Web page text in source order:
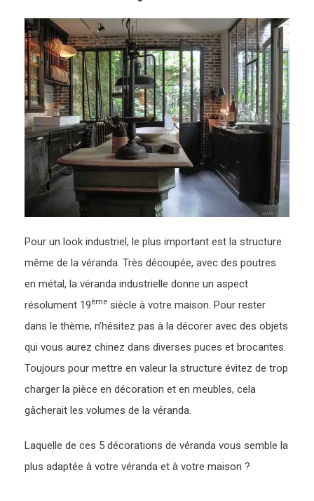
Pour un look industriel, le plus important est la structure
même de la véranda. Très découpée, avec des poutres
en métal, la véranda industrielle donne un aspect
résolument 19ème siècle à votre maison. Pour rester
dans le thème, n’hésitez pas à la décorer avec des objets
qui vous aurez chinez dans diverses puces et brocantes.
Toujours pour mettre en valeur la structure évitez de trop
charger la pièce en décoration et en meubles, cela
gâcherait les volumes de la véranda.
Laquelle de ces 5 décorations de véranda vous semble la
plus adaptée à votre véranda et à votre maison ?